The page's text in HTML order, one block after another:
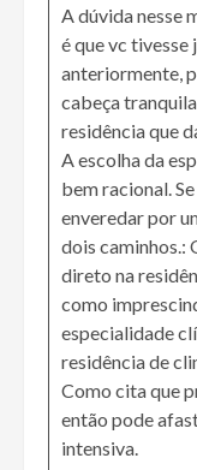
A dúvida nesse
é que vc tivesse
anteriormente,
cabeça
residência que
A escolha da
bem racional.
enveredar por
dois caminhos.:
direto na
como
especialidade
residência de
Como cita que
então pode
intensiva.